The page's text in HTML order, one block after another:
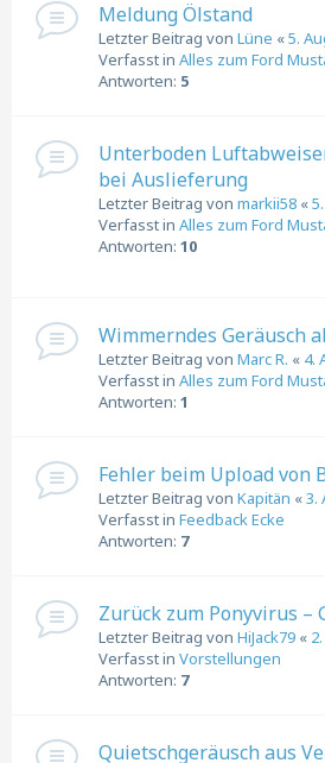
Meldung Ölstand
Letzter Beitrag von Lüne «5.
Verfasst in Alles zum Ford
Antworten: 5
Unterboden
bei Auslieferung
Letzter Beitrag von markii58 «
Verfasst in Alles zum Ford
Antworten: 10
Wimmerndes Geräusch
Letzter Beitrag von Marc R. « 4.
Verfasst in Alles zum Ford
Antworten: 1
Fehler beim Upload von
Letzter Beitrag von Kapitän «3.
Verfasst in Feedback Ecke
Antworten: 7
Zurück zum Ponyvirus –
Letzter Beitrag von HiJack79 «
Verfasst in Vorstellungen
Antworten: 7
Quietschgeräusch aus